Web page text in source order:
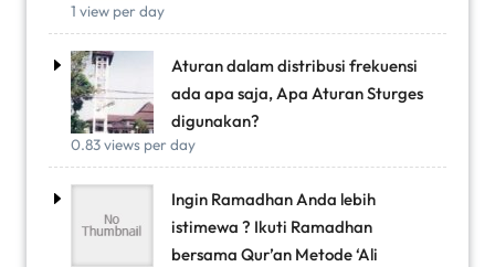
1 view per day
Aturan dalam distribusi frekuensi
ada apa saja, Apa Aturan Sturges
digunakan?
0.83 views per day
Ingin Ramadhan Anda lebih
istimewa ? Ikuti Ramadhan
bersama Qur’an Metode ‘Ali